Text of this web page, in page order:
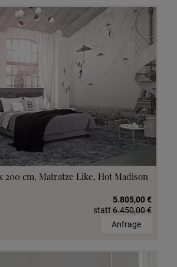
200 cm, Matratze Like, Hot Madison
5.805,00 €
statt 6.450,00 €
Anfrage